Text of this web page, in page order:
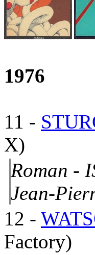
1976
11 -
X)
Roman -
Jean-
12 -
Factory)